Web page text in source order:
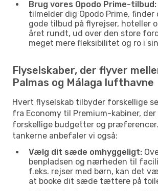
Brug vores Opodo Prime-tilbud:
tilmelder dig Opodo Prime, finder
gode tilbud på flyrejser, hoteller
året rundt, ud over den store
meget mere fleksibilitet og ro i
Flyselskaber, der flyver
Palmas og Málaga lufthavne
Hvert flyselskab tilbyder forskellige
fra Economy til Premium-kabiner, der
forskellige budgetter og
tankerne anbefaler vi også:
Vælg dit sæde omhyggeligt:
benpladsen og nærheden til
f.eks. rejser med børn, kan det
at booke dit sæde tættere på